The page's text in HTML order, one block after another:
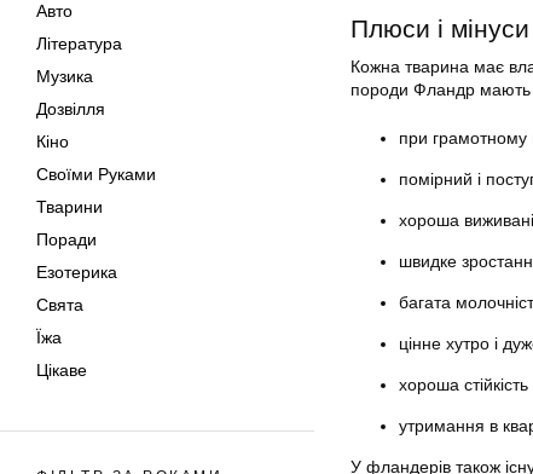
Авто
Література
Музика
Дозвілля
Кіно
Своїми Руками
Тварини
Поради
Езотерика
Свята
Їжа
Цікаве
Плюси і мінуси
Кожна тварина має
породи Фландр мають
при грамотному
помірний і
хороша
швидке
багата
цінне хутро і
хороша
утримання в
У фландерів також